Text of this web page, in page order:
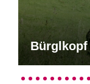
Bürglkopf